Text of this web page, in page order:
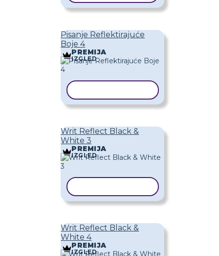
Pisanje Reflektirajuće
Boje 4
PREMIJA
IZGLED
Writ Reflect Black &
White 3
PREMIJA
IZGLED
Writ Reflect Black &
White 4
PREMIJA
IZGLED